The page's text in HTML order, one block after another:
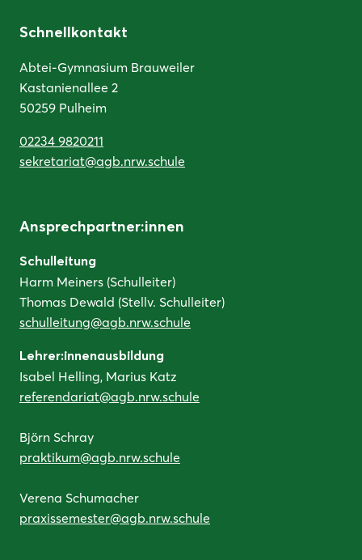
Schnellkontakt
Abtei-Gymnasium Brauweiler
Kastanienallee 2
50259 Pulheim
02234 9820211
sekretariat@agb.nrw.schule
Ansprechpartner:innen
Schulleitung
Harm Meiners (Schulleiter)
Thomas Dewald (Stellv. Schulleiter)
schulleitung@agb.nrw.schule
Lehrer:innenausbildung
Isabel Helling, Marius Katz
referendariat@agb.nrw.schule
Björn Schray
praktikum@agb.nrw.schule
Verena Schumacher
praxissemester@agb.nrw.schule